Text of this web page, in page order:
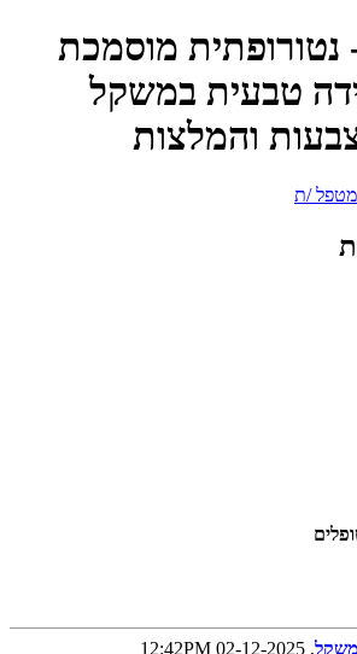
נטורופתית מוסמכת
טבעית במשקל
והמלצות
/ת
, 02-12-2025 12:42PM